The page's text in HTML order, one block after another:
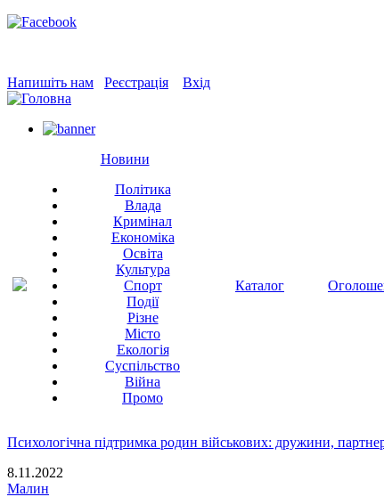
Напишіть нам Реєстрація Вхід
Новини
Політика
Влада
Кримінал
Економіка
Освіта
Культура
Спорт
Події
Різне
Місто
Екологія
Суспільство
Війна
Промо
Каталог
Психологічна підтримка родин військових: дружини,
8.11.2022
Малин